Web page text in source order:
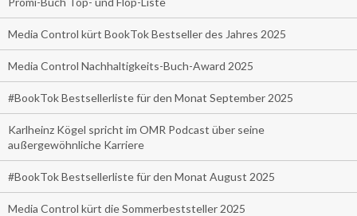
Media Control kürt BookTok Bestseller des Jahres 2025
Media Control Nachhaltigkeits-Buch-Award 2025
#BookTok Bestsellerliste für den Monat September 2025
Karlheinz Kögel spricht im OMR Podcast über seine
außergewöhnliche Karriere
#BookTok Bestsellerliste für den Monat August 2025
Media Control kürt die Sommerbeststeller 2025